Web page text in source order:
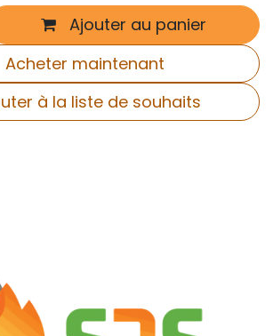
Ajouter au panier
Acheter maintenant
à la liste de souhaits